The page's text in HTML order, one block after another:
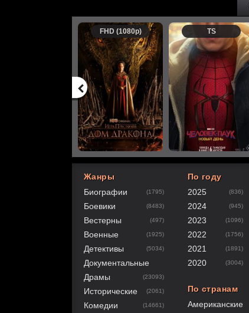
FHD (1080p) TS
60
1 2 3 4
Жанры
Биографии
(1795)
Боевики (8483)
Вестерны (497)
Военные (1925)
Детективы (5034)
Документальные
Драмы
(23093)
Исторические (2061)
Комедии (14661)
По году
2025
(836)
2024 (945)
2023 (1096)
2022 (1756)
2021 (1891)
2020 (3004)
По странам
Американские